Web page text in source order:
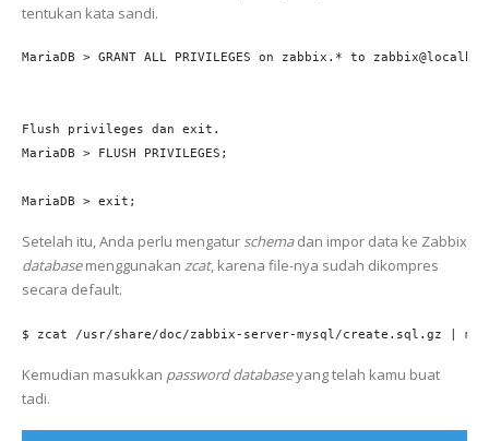
tentukan kata sandi.
MariaDB > GRANT ALL PRIVILEGES on zabbix.* to
Flush privileges dan exit.
MariaDB > FLUSH PRIVILEGES;
MariaDB > exit;
Setelah itu, Anda perlu mengatur schemadan impor data ke Zabbix
databasemenggunakan zcat, karena file-nya sudah dikompres
secara default.
$ zcat /usr/share/doc/zabbix-server-mysql/create.sql.gz |
Kemudian masukkan password databaseyang telah kamu buat
tadi.